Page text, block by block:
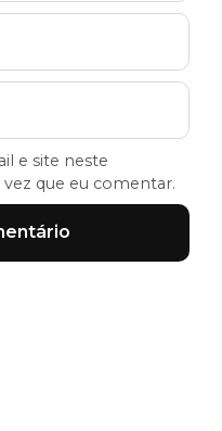
e site neste
que eu comentar.